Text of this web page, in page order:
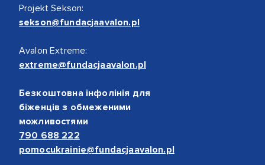
Projekt Sekson:
sekson@fundacjaavalon.pl
Avalon Extreme:
extreme@fundacjaavalon.pl
Безкоштовна інфолінія для
біженців з обмеженими
можливостями
790 688 222
pomocukrainie@fundacjaavalon.pl